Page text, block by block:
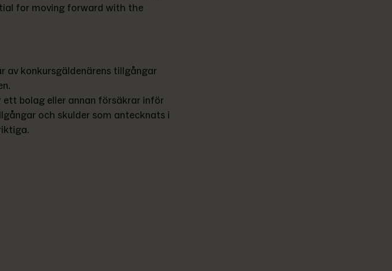
for moving forward with the
av konkursgäldenärens tillgångar
bolag eller annan försäkrar inför
och skulder som antecknats i